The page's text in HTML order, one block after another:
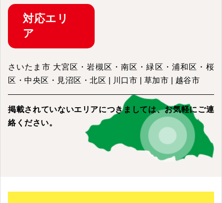
対応エリ
ア
さいたま市 大宮区・岩槻区・南区・緑区・浦和区・桜
区・中央区・見沼区・北区 | 川口市 | 草加市 | 越谷市
掲載されていないエリアにつきましては、お気軽にご連
絡ください。